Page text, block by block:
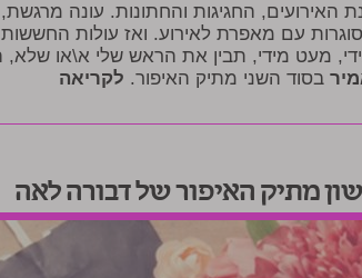
האירועים, החגיגות והחתונות. עונה
עם מאפרת לאירוע. ואז עולות
מעט מידי, תבין את הראש שלי א\או שלא,
בסוד השני מתיק האיפור. לקריאה
מתיק האיפור של דבורה לאה